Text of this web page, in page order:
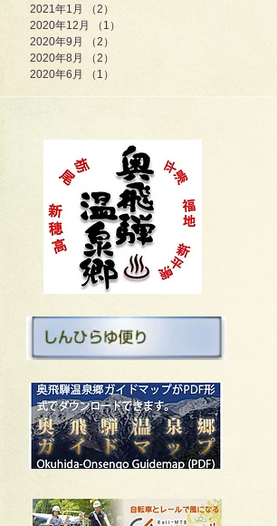
2021年1月
（2）
2020年12月
（1）
2020年9月
（2）
2020年8月
（2）
2020年6月
（1）